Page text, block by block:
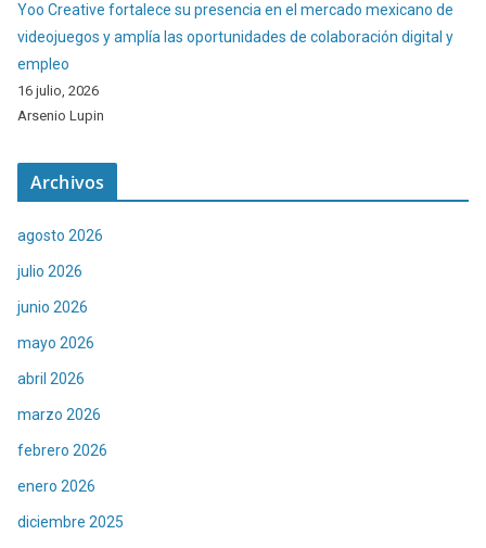
Yoo Creative fortalece su presencia en el mercado mexicano de
videojuegos y amplía las oportunidades de colaboración digital y
empleo
16 julio, 2026
Arsenio Lupin
Archivos
agosto 2026
julio 2026
junio 2026
mayo 2026
abril 2026
marzo 2026
febrero 2026
enero 2026
diciembre 2025